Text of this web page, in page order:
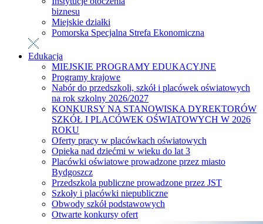
biznesu
Miejskie działki
Pomorska Specjalna Strefa Ekonomiczna
Edukacja
MIEJSKIE PROGRAMY EDUKACYJNE
Programy krajowe
Nabór do przedszkoli, szkół i placówek oświatowych
na rok szkolny 2026/2027
KONKURSY NA STANOWISKA DYREKTORÓW
SZKÓŁ I PLACÓWEK OŚWIATOWYCH W 2026
ROKU
Oferty pracy w placówkach oświatowych
Opieka nad dziećmi w wieku do lat 3
Placówki oświatowe prowadzone przez miasto
Bydgoszcz
Przedszkola publiczne prowadzone przez JST
Szkoły i placówki niepubliczne
Obwody szkół podstawowych
Otwarte konkursy ofert